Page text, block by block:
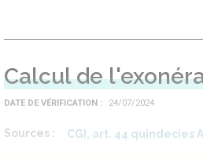
Calcul de
DATE DE VÉRIFICATION 24/07/2024
Sources CGI, art. 44 quindecies A